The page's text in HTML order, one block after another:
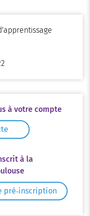
à votre compte
à la
pré‑inscription